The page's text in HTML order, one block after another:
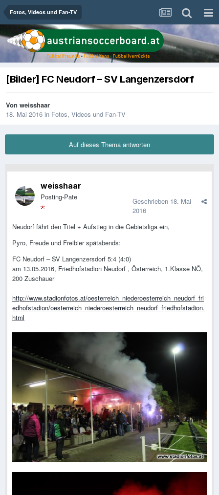
Fotos, Videos und Fan-TV
[Bilder] FC Neudorf – SV Langenzersdorf
Von weisshaar
18. Mai 2016 in Fotos, Videos und Fan-TV
Auf dieses Thema antworten
weisshaar
Posting-Pate Geschrieben 18. Mai
2016
Neudorf fährt den Titel + Aufstieg in die Gebietsliga ein,
Pyro, Freude und Freibier spätabends:
FC Neudorf – SV Langenzersdorf 5:4 (4:0)
am 13.05.2016, Friedhofstadion Neudorf , Österreich, 1.Klasse NÖ,
200 Zuschauer
http://www.stadionfotos.at/oesterreich_niederoesterreich_neudorf_fri
edhofstadion/oesterreich_niederoesterreich_neudorf_friedhofstadion.
html